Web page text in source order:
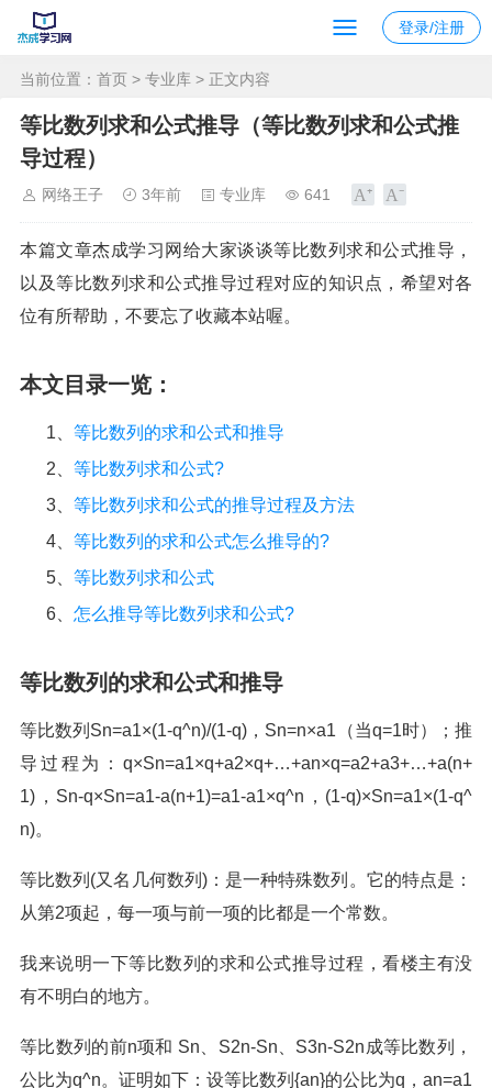
登录/注册
当前位置： 首页 > 专业库 > 正文内容
等比数列求和公式推导（等比数列求和公式推
导过程）
网络王子 3年前 专业库 641
本篇文章杰成学习网给大家谈谈等比数列求和公式推导，
以及等比数列求和公式推导过程对应的知识点，希望对各
位有所帮助，不要忘了收藏本站喔。
本文目录一览：
1、 等比数列的求和公式和推导
2、 等比数列求和公式?
3、 等比数列求和公式的推导过程及方法
4、 等比数列的求和公式怎么推导的?
5、 等比数列求和公式
6、 怎么推导等比数列求和公式?
等比数列的求和公式和推导
等比数列Sn=a1×(1-q^n)/(1-q)，Sn=n×a1（当q=1时）；推
导过程为：q×Sn=a1×q+a2×q+…+an×q=a2+a3+…+a(n+
1)，Sn-q×Sn=a1-a(n+1)=a1-a1×q^n，(1-q)×Sn=a1×(1-q^
n)。
等比数列(又名几何数列)：是一种特殊数列。它的特点是：
从第2项起，每一项与前一项的比都是一个常数。
我来说明一下等比数列的求和公式推导过程，看楼主有没
有不明白的地方。
等比数列的前n项和 Sn、S2n-Sn、S3n-S2n成等比数列，
公比为q^n。证明如下：设等比数列{an}的公比为q，an=a1